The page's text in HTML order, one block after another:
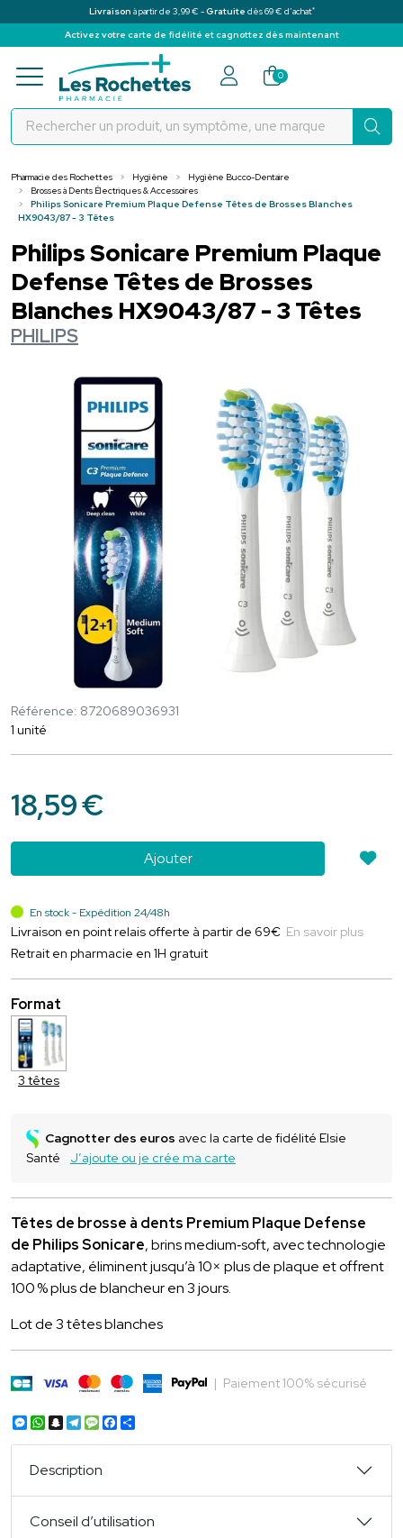
Livraison à partir de 3,99 € -Gratuite dès 69 € d’achat*
Activez votre carte de fidélité et cagnottez dès maintenant
Pharmacie des Rochettes Votre
0
Pharmacie des Rochettes Hygiène
Hygiène Bucco-Dentaire
Brosses à Dents Électriques & Accessoires
Philips Sonicare Premium Plaque Defense Têtes de Brosses Blanches
HX9043/87 - 3 Têtes
Philips Sonicare Premium Plaque
Defense Têtes de Brosses
Blanches HX9043/87 - 3 Têtes
PHILIPS
Référence: 8720689036931
1 unité
18,59€
Ajouter
En stock - Expédition 24/48h
Livraison en point relais offerte à partir de 69€ En savoir plus
Retrait en pharmacie en 1H gratuit
Format
3 têtes
Cagnotter des euros avec la carte de fidélité Elsie
Santé
J’ajoute ou je crée ma carte
Têtes de brosse à dents Premium Plaque Defense
de Philips Sonicare, brins medium‑soft, avec technologie
adaptative, éliminent jusqu’à 10× plus de plaque et offrent
100 % plus de blancheur en 3 jours.
Lot de 3 têtes blanches
| Paiement 100% sécurisé
Messenger
WhatsApp
Snapchat
Telegram
Message
Facebook
Description
Conseil d’utilisation